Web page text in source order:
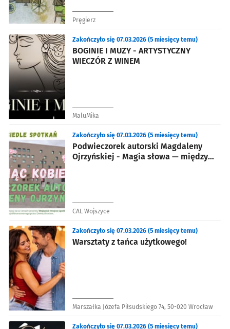
Pręgierz
BOGINIE I MUZY - ARTYSTYCZNY
WIECZÓR Z WINEM
Zakończyło się 07.03.2026 (5 miesięcy temu)
MaluMika
Podwieczorek autorski Magdaleny
Ojrzyńskiej - Magia słowa — między
Zakończyło się 07.03.2026 (5 miesięcy temu)
CAL Wojszyce
Warsztaty z tańca użytkowego!
Zakończyło się 07.03.2026 (5 miesięcy temu)
Marszałka Józefa Piłsudskiego 74, 50-020 Wrocław
Zakończyło się 07.03.2026 (5 miesięcy temu)